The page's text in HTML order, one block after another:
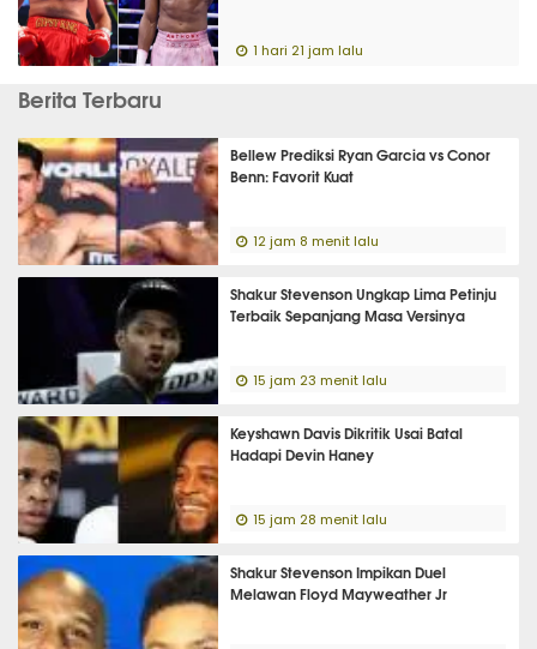
1 hari 21 jam lalu
Berita Terbaru
Bellew Prediksi Ryan Garcia vs Conor
Benn: Favorit Kuat
12 jam 8 menit lalu
Shakur Stevenson Ungkap Lima Petinju
Terbaik Sepanjang Masa Versinya
15 jam 23 menit lalu
Keyshawn Davis Dikritik Usai Batal
Hadapi Devin Haney
15 jam 28 menit lalu
Shakur Stevenson Impikan Duel
Melawan Floyd Mayweather Jr